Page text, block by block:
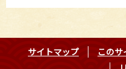
サイトマップ この